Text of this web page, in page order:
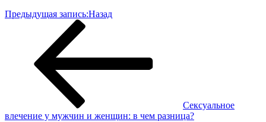
Предыдущая запись:Назад
Сексуальное
влечение у мужчин и женщин: в чем разница?